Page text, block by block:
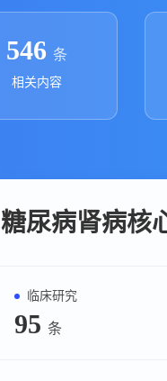
政策法规
药品生产企业
546 条
相关内容
糖尿病肾病核
临床研究
95 条